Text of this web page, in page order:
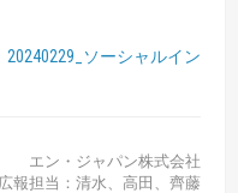
20240229_ソーシャルイン
エン・ジャパン株式会社
広報担当：清水、高田、齊藤